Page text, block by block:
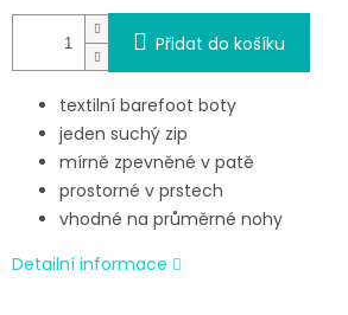
Přidat do košíku
textilní barefoot boty
jeden suchý zip
mírně zpevněné v patě
prostorné v prstech
vhodné na průměrné nohy
Detailní informace